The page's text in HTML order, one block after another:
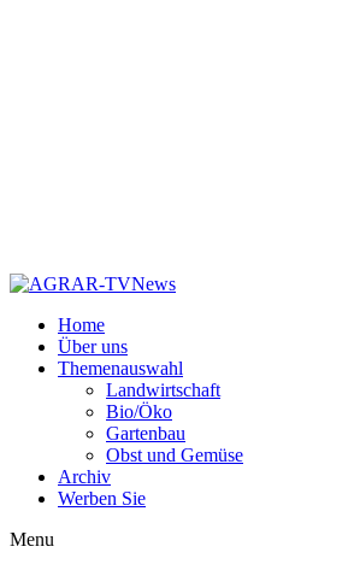
Home
Über uns
Themenauswahl
Landwirtschaft
Bio/Öko
Gartenbau
Obst und Gemüse
Archiv
Werben Sie
Menu